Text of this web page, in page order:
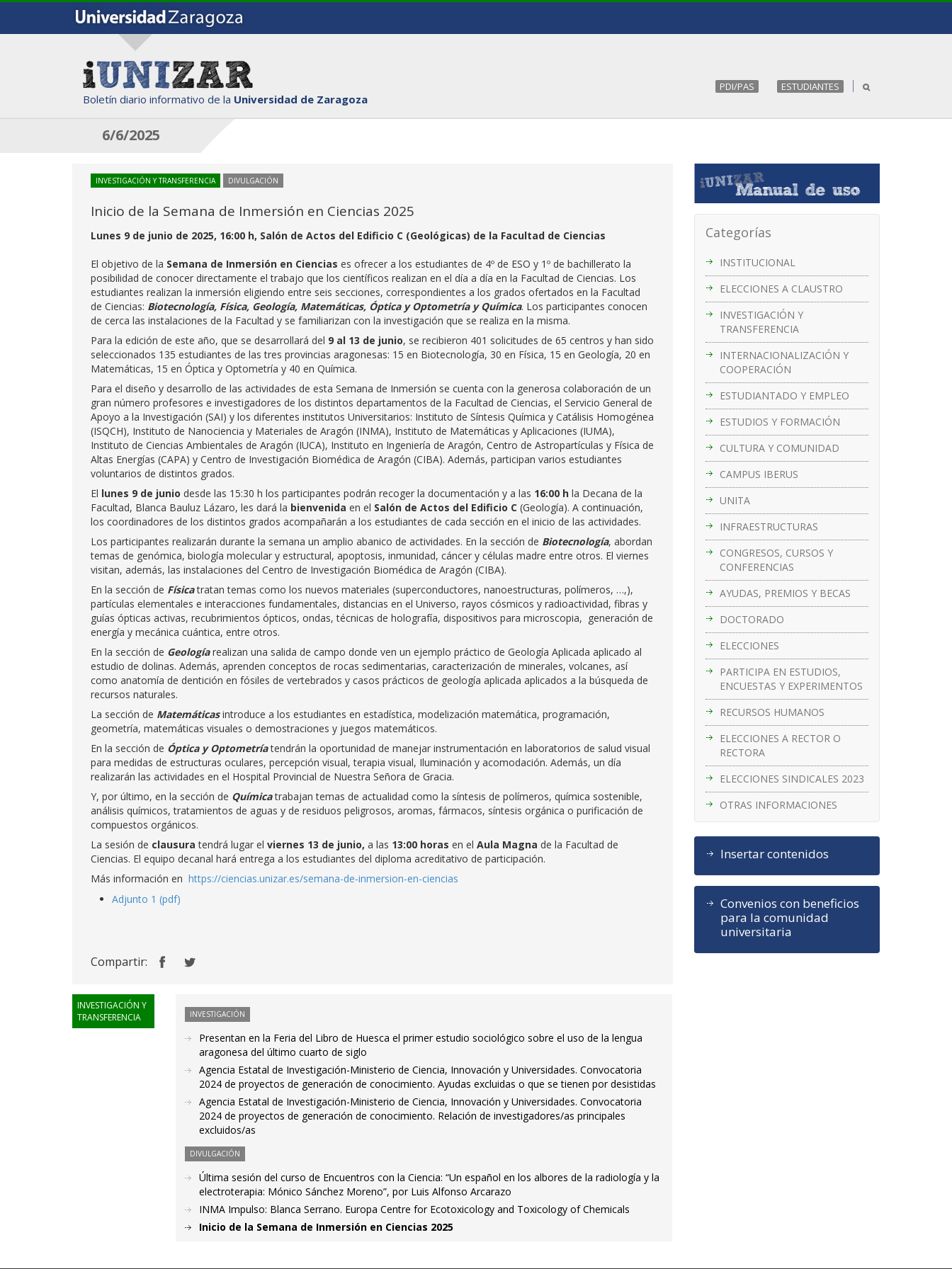
Boletín diario informativo de la Universidad de Zaragoza
PDI/PAS ESTUDIANTES
6/6/2025
Categorías
INSTITUCIONAL
ELECCIONES A CLAUSTRO
INVESTIGACIÓN Y
TRANSFERENCIA
INTERNACIONALIZACIÓN Y
COOPERACIÓN
ESTUDIANTADO Y EMPLEO
ESTUDIOS Y FORMACIÓN
CULTURA Y COMUNIDAD
CAMPUS IBERUS
UNITA
INFRAESTRUCTURAS
CONGRESOS, CURSOS Y
CONFERENCIAS
AYUDAS, PREMIOS Y BECAS
DOCTORADO
ELECCIONES
PARTICIPA EN ESTUDIOS,
ENCUESTAS Y EXPERIMENTOS
RECURSOS HUMANOS
ELECCIONES A RECTOR O
RECTORA
ELECCIONES SINDICALES 2023
OTRAS INFORMACIONES
Insertar contenidos
Convenios con beneficios
para la comunidad
universitaria
INVESTIGACIÓN Y TRANSFERENCIA DIVULGACIÓN
Inicio de la Semana de Inmersión en Ciencias 2025
Lunes 9 de junio de 2025, 16:00 h, Salón de Actos del Edificio C (Geológicas) de la Facultad de Ciencias
El objetivo de la Semana de Inmersión en Ciencias es ofrecer a los estudiantes de 4º de ESO y 1º de bachillerato la
posibilidad de conocer directamente el trabajo que los científicos realizan en el día a día en la Facultad de Ciencias. Los
estudiantes realizan la inmersión eligiendo entre seis secciones, correspondientes a los grados ofertados en la Facultad
de Ciencias: Biotecnología, Física, Geología, Matemáticas, Óptica y Optometría y Química. Los participantes conocen
de cerca las instalaciones de la Facultad y se familiarizan con la investigación que se realiza en la misma.
Para la edición de este año, que se desarrollará del 9 al 13 de junio, se recibieron 401 solicitudes de 65 centros y han sido
seleccionados 135 estudiantes de las tres provincias aragonesas: 15 en Biotecnología, 30 en Física, 15 en Geología, 20 en
Matemáticas, 15 en Óptica y Optometría y 40 en Química.
Para el diseño y desarrollo de las actividades de esta Semana de Inmersión se cuenta con la generosa colaboración de un
gran número profesores e investigadores de los distintos departamentos de la Facultad de Ciencias, el Servicio General de
Apoyo a la Investigación (SAI) y los diferentes institutos Universitarios: Instituto de Síntesis Química y Catálisis Homogénea
(ISQCH), Instituto de Nanociencia y Materiales de Aragón (INMA), Instituto de Matemáticas y Aplicaciones (IUMA),
Instituto de Ciencias Ambientales de Aragón (IUCA), Instituto en Ingeniería de Aragón, Centro de Astropartículas y Física de
Altas Energías (CAPA) y Centro de Investigación Biomédica de Aragón (CIBA). Además, participan varios estudiantes
voluntarios de distintos grados.
El lunes 9 de junio desde las 15:30 h los participantes podrán recoger la documentación y a las 16:00 h la Decana de la
Facultad, Blanca Bauluz Lázaro, les dará la bienvenida en el Salón de Actos del Edificio C (Geología). A continuación,
los coordinadores de los distintos grados acompañarán a los estudiantes de cada sección en el inicio de las actividades.
Los participantes realizarán durante la semana un amplio abanico de actividades. En la sección de Biotecnología, abordan
temas de genómica, biología molecular y estructural, apoptosis, inmunidad, cáncer y células madre entre otros. El viernes
visitan, además, las instalaciones del Centro de Investigación Biomédica de Aragón (CIBA).
En la sección de Físicatratan temas como los nuevos materiales (superconductores, nanoestructuras, polímeros, …,),
partículas elementales e interacciones fundamentales, distancias en el Universo, rayos cósmicos y radioactividad, fibras y
guías ópticas activas, recubrimientos ópticos, ondas, técnicas de holografía, dispositivos para microscopia, generación de
energía y mecánica cuántica, entre otros.
En la sección de Geologíarealizan una salida de campo donde ven un ejemplo práctico de Geología Aplicada aplicado al
estudio de dolinas. Además, aprenden conceptos de rocas sedimentarias, caracterización de minerales, volcanes, así
como anatomía de dentición en fósiles de vertebrados y casos prácticos de geología aplicada aplicados a la búsqueda de
recursos naturales.
La sección de Matemáticasintroduce a los estudiantes en estadística, modelización matemática, programación,
geometría, matemáticas visuales o demostraciones y juegos matemáticos.
En la sección de Óptica y Optometríatendrán la oportunidad de manejar instrumentación en laboratorios de salud visual
para medidas de estructuras oculares, percepción visual, terapia visual, Iluminación y acomodación. Además, un día
realizarán las actividades en el Hospital Provincial de Nuestra Señora de Gracia.
Y, por último, en la sección de Químicatrabajan temas de actualidad como la síntesis de polímeros, química sostenible,
análisis químicos, tratamientos de aguas y de residuos peligrosos, aromas, fármacos, síntesis orgánica o purificación de
compuestos orgánicos.
La sesión de clausura tendrá lugar el viernes 13 de junio, a las 13:00 horas en el Aula Magna de la Facultad de
Ciencias. El equipo decanal hará entrega a los estudiantes del diploma acreditativo de participación.
Más información en https://ciencias.unizar.es/semana-de-inmersion-en-ciencias
Adjunto 1 (pdf)
Compartir:
INVESTIGACIÓN Y
TRANSFERENCIA
INVESTIGACIÓN
Presentan en la Feria del Libro de Huesca el primer estudio sociológico sobre el uso de la lengua
aragonesa del último cuarto de siglo
Agencia Estatal de Investigación-Ministerio de Ciencia, Innovación y Universidades. Convocatoria
2024 de proyectos de generación de conocimiento. Ayudas excluidas o que se tienen por desistidas
Agencia Estatal de Investigación-Ministerio de Ciencia, Innovación y Universidades. Convocatoria
2024 de proyectos de generación de conocimiento. Relación de investigadores/as principales
excluidos/as
DIVULGACIÓN
Última sesión del curso de Encuentros con la Ciencia: “Un español en los albores de la radiología y la
electroterapia: Mónico Sánchez Moreno”, por Luis Alfonso Arcarazo
INMA Impulso: Blanca Serrano. Europa Centre for Ecotoxicology and Toxicology of Chemicals
Inicio de la Semana de Inmersión en Ciencias 2025